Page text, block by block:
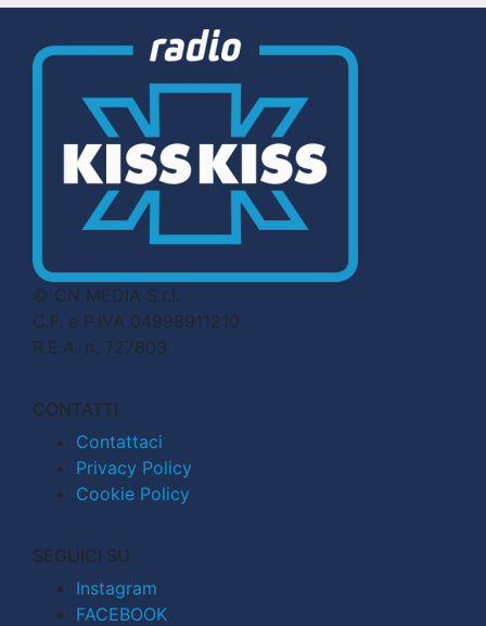
© CN MEDIA S.r.l.
C.F. e P.IVA 04998911210
R.E.A. n. 727803
CONTATTI
Contattaci
Privacy Policy
Cookie Policy
SEGUICI SU
Instagram
FACEBOOK